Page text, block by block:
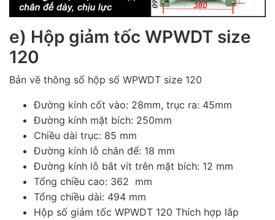
e) Hộp giảm tốc WPWDT size
120
Bản vẽ thông số hộp số WPWDT size 120
Đường kính cốt vào: 28mm, trục ra: 45mm
Đường kính mặt bích: 250mm
Chiều dài trục: 85 mm
Đường kính lỗ chân đế: 18 mm
Đường kính lỗ bắt vít trên mặt bích: 12 mm
Tổng chiều cao: 362 mm
Tổng chiều dài: 494 mm
Hộp số giảm tốc WPWDT 120 Thích hợp lắp